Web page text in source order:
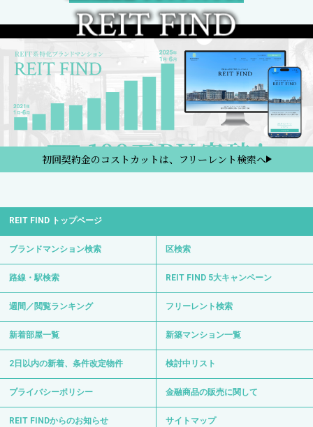
初回契約金のコストカットは、フリーレント検索へ
REIT FIND トップページ
ブランドマンション検索 区検索
路線・駅検索 REIT FIND 5大キャンペーン
週間／閲覧ランキング フリーレント検索
新着部屋一覧 新築マンション一覧
2日以内の新着、条件改定物件 検討中リスト
プライバシーポリシー 金融商品の販売に関して
REIT FINDからのお知らせ サイトマップ